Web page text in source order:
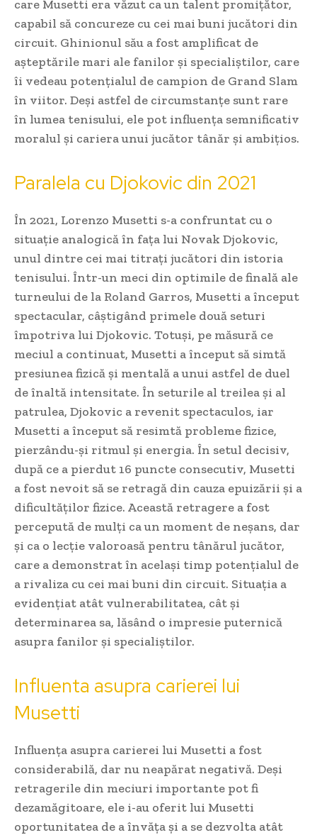
care Musetti era văzut ca un talent promițător,
capabil să concureze cu cei mai buni jucători din
circuit. Ghinionul său a fost amplificat de
așteptările mari ale fanilor și specialiștilor, care
îi vedeau potențialul de campion de Grand Slam
în viitor. Deși astfel de circumstanțe sunt rare
în lumea tenisului, ele pot influența semnificativ
moralul și cariera unui jucător tânăr și ambițios.
Paralela cu Djokovic din 2021
În 2021, Lorenzo Musetti s-a confruntat cu o
situație analogică în fața lui Novak Djokovic,
unul dintre cei mai titrați jucători din istoria
tenisului. Într-un meci din optimile de finală ale
turneului de la Roland Garros, Musetti a început
spectacular, câștigând primele două seturi
împotriva lui Djokovic. Totuși, pe măsură ce
meciul a continuat, Musetti a început să simtă
presiunea fizică și mentală a unui astfel de duel
de înaltă intensitate. În seturile al treilea și al
patrulea, Djokovic a revenit spectaculos, iar
Musetti a început să resimtă probleme fizice,
pierzându-și ritmul și energia. În setul decisiv,
după ce a pierdut 16 puncte consecutiv, Musetti
a fost nevoit să se retragă din cauza epuizării și a
dificultăților fizice. Această retragere a fost
percepută de mulți ca un moment de neșans, dar
și ca o lecție valoroasă pentru tânărul jucător,
care a demonstrat în același timp potențialul de
a rivaliza cu cei mai buni din circuit. Situația a
evidențiat atât vulnerabilitatea, cât și
determinarea sa, lăsând o impresie puternică
asupra fanilor și specialiștilor.
Influenta asupra carierei lui
Musetti
Influența asupra carierei lui Musetti a fost
considerabilă, dar nu neapărat negativă. Deși
retragerile din meciuri importante pot fi
dezamăgitoare, ele i-au oferit lui Musetti
oportunitatea de a învăța și a se dezvolta atât